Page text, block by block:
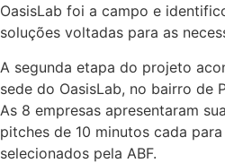
OasisLab foi a campo e
soluções voltadas para as
A segunda etapa do projeto
sede do OasisLab, no bairro de
As 8 empresas apresentaram
pitches de 10 minutos cada
selecionados pela ABF.